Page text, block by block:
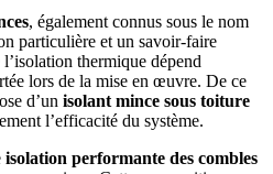
, également connus sous le nom
particulière et un savoir-faire
thermique dépend
lors de la mise en œuvre. De ce
d’un isolant mince sous toiture
l’efficacité du système.
isolation performante des combles